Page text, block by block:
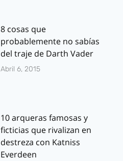
8 cosas que
probablemente no sabías
del traje de Darth Vader
Abril 6, 2015
10 arqueras famosas y
ficticias que rivalizan en
destreza con Katniss
Everdeen